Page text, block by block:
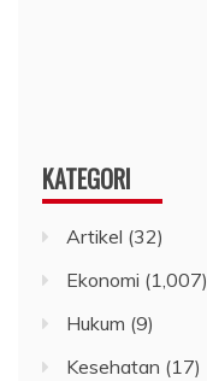
KATEGORI
Artikel (32)
Ekonomi (1,007)
Hukum (9)
Kesehatan (17)